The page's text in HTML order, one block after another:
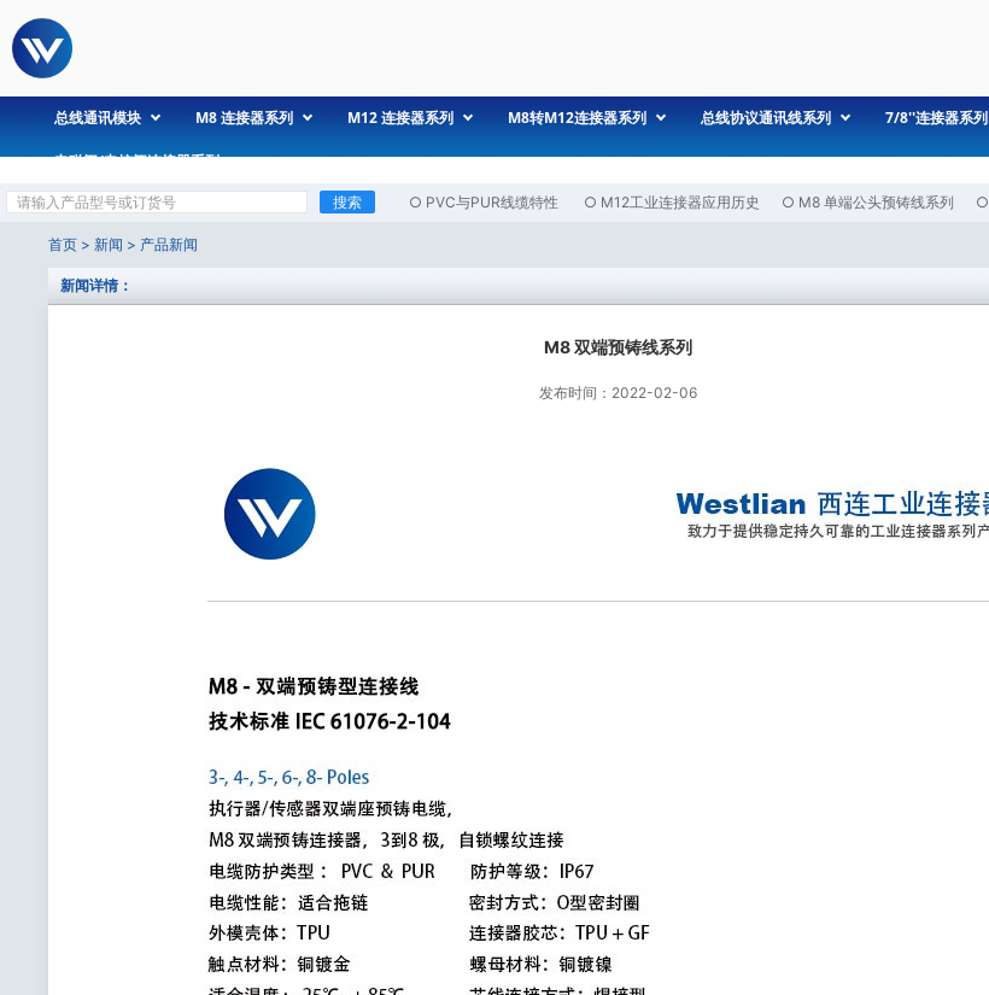
总线通讯模块 M8 连接器系列 M12 连接器系列 M8转M12连接器系列 总线协议通讯线系列 7/8''连接器系列
电磁阀/电控阀连接器系列
搜索 ○ PVC与PUR线缆特性 ○ M12工业连接器应用历史 ○ M8 单端公头预铸线系列 ○
首页 > 新闻 > 产品新闻
新闻详情：
M8 双端预铸线系列
发布时间：2022-02-06